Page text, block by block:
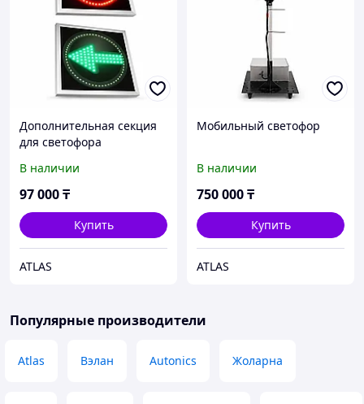
Дополнительная секция
для светофора
В наличии
97 000₸
Купить
ATLAS
Мобильный светофор
В наличии
750 000₸
Купить
ATLAS
Популярные производители
Atlas Вэлан Autonics Жоларна